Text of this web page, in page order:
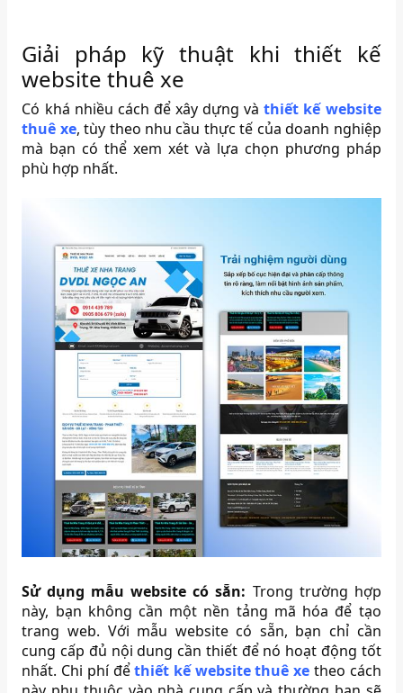
Giải pháp kỹ thuật khi thiết kế
website thuê xe
Có khá nhiều cách để xây dựng vàthiết kế website
thuê xe, tùy theo nhu cầu thực tế của doanh nghiệp
mà bạn có thể xem xét và lựa chọn phương pháp
phù hợp nhất.
Sử dụng mẫu website có sẵn: Trong trường hợp
này, bạn không cần một nền tảng mã hóa để tạo
trang web. Với mẫu website có sẵn, bạn chỉ cần
cung cấp đủ nội dung cần thiết để nó hoạt động tốt
nhất. Chi phí đểthiết kế website thuê xe theo cách